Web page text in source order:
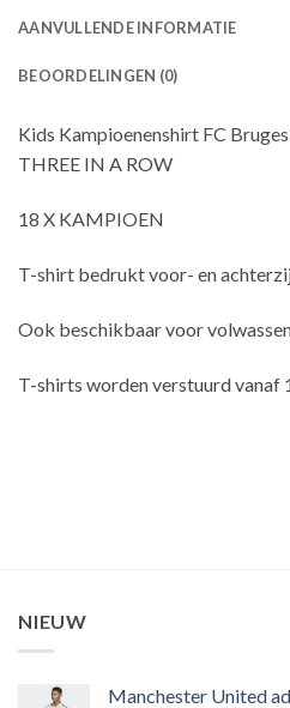
AANVULLENDE INFORMATIE
BEOORDELINGEN (0)
Kids Kampioenenshirt FC
THREE IN A ROW
18 X KAMPIOEN
T-shirt bedrukt voor- en
Ook beschikbaar voor
T-shirts worden verstuurd vanaf
NIEUW
Manchester United